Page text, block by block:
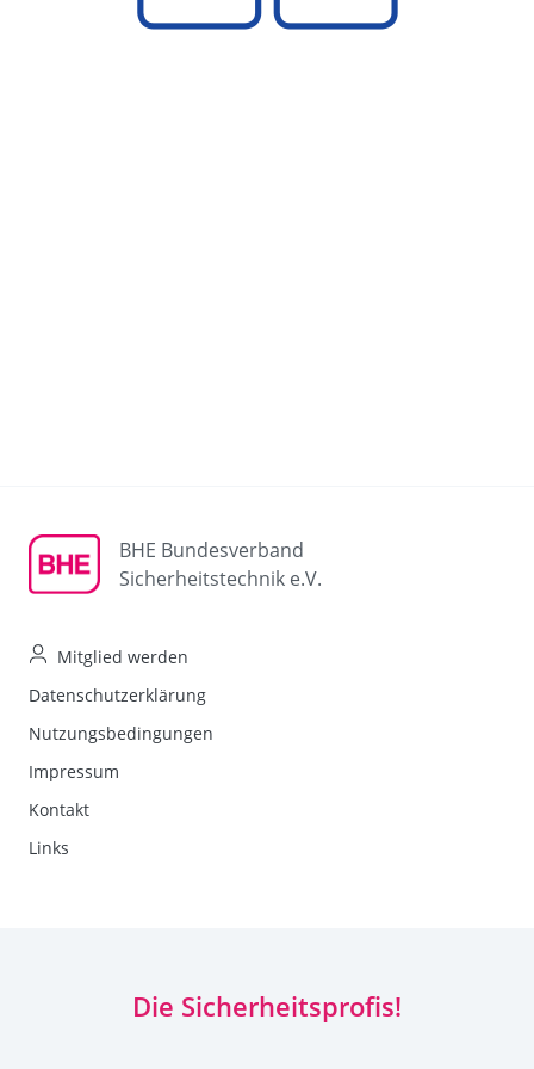
BHE Bundesverband
Sicherheitstechnik e.V.
Mitglied werden
Datenschutzerklärung
Nutzungsbedingungen
Impressum
Kontakt
Links
Die Sicherheitsprofis!